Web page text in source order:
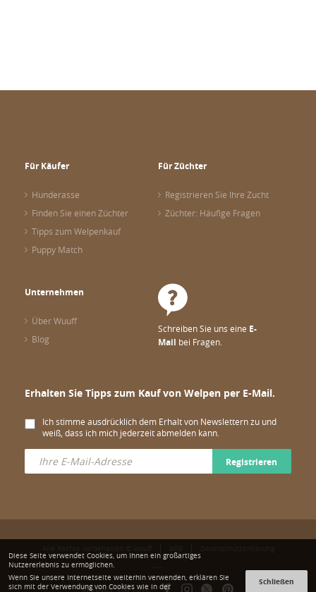
Für Käufer
Hunderasse
Finden Sie einen Züchter
Tipps zum Welpenkauf
Puppy Match
Für Züchter
Registrieren Sie Ihre Zucht
Züchter: Häufige Fragen
Unternehmen
Über Wuuff
Blog
Schreiben Sie uns eine E-
Mail bei Fragen.
Erhalten Sie Tipps zum Kauf von Welpen per E-Mail.
Ich stimme ausdrücklich dem Erhalt von Newslettern zu und
weiß, dass ich mich jederzeit abmelden kann.
Registrieren
Diese Seite verwendet Cookies, um Ihnen ein großartiges
Nutzererlebnis zu ermöglichen.
Wenn Sie unsere Internetseite weiterhin verwenden, erklären Sie
sich mit der Verwendung von Cookies wie in der
Schließen